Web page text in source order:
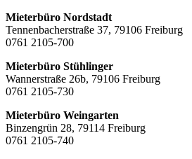
Mieterbüro Nordstadt
Tennenbacherstraße 37, 79106 Freiburg
0761 2105-700
Mieterbüro Stühlinger
Wannerstraße 26b, 79106 Freiburg
0761 2105-730
Mieterbüro Weingarten
Binzengrün 28, 79114 Freiburg
0761 2105-740